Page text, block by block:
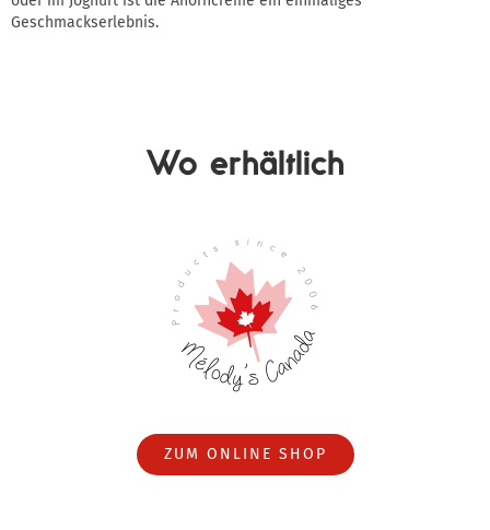
Geschmackserlebnis.
Wo erhältlich
ZUM ONLINE SHOP